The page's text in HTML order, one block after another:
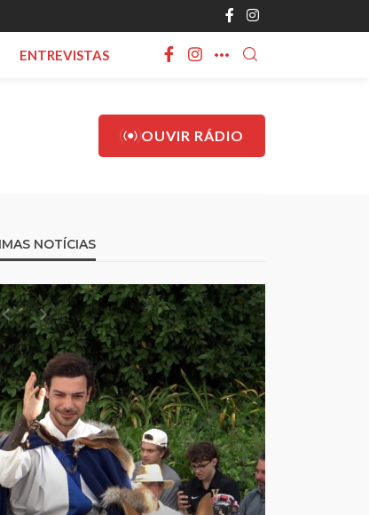
ENTREVISTAS
OUVIR RÁDIO
NOTÍCIAS